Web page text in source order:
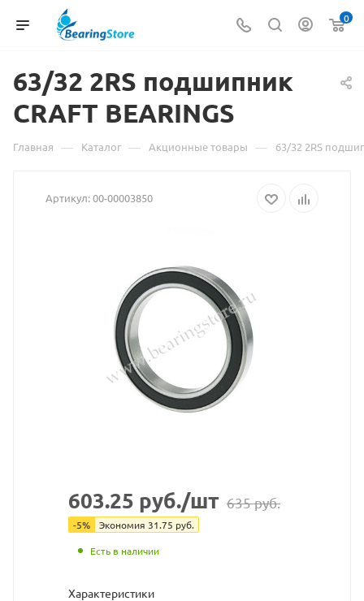
0
63/32 2RS подшипник
2RS
CRAFT BEARINGS
Главная — Каталог — Акционные товары — 63/32 2RS
Артикул:00-00003850
603.25 руб./шт 635руб.
-5% Экономия 31.75 руб.
Есть в наличии
Характеристики